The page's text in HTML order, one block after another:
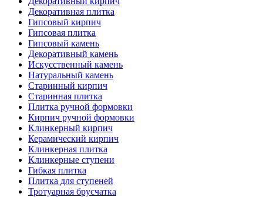
Декоративная плитка
Гипсовый кирпич
Гипсовая плитка
Гипсовый камень
Декоративный камень
Искусственный камень
Натуральный камень
Старинный кирпич
Старинная плитка
Плитка ручной формовки
Кирпич ручной формовки
Клинкерный кирпич
Керамический кирпич
Клинкерная плитка
Клинкерные ступени
Гибкая плитка
Плитка для ступеней
Тротуарная брусчатка